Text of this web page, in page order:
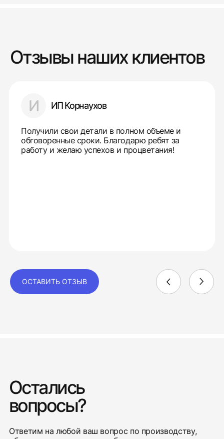
Отзывы наших клиентов
И ИП Корнаухов
Получили свои детали в полном объеме и
обговоренные сроки. Благодарю ребят за
работу и желаю успехов и процветания!
ОСТАВИТЬ ОТЗЫВ
Остались
вопросы?
Ответим на любой ваш вопрос по производству,